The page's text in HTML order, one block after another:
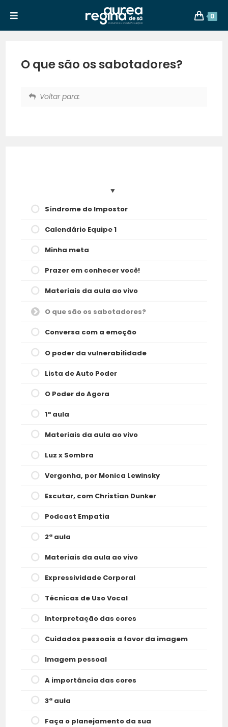
0
O que são os sabotadores?
Voltar para:
Síndrome do Impostor
Calendário Equipe 1
Minha meta
Prazer em conhecer você!
Materiais da aula ao vivo
O que são os sabotadores?
Conversa com a emoção
O poder da vulnerabilidade
Lista de Auto Poder
O Poder do Agora
1ª aula
Materiais da aula ao vivo
Luz x Sombra
Vergonha, por Monica Lewinsky
Escutar, com Christian Dunker
Podcast Empatia
2ª aula
Materiais da aula ao vivo
Expressividade Corporal
Técnicas de Uso Vocal
Interpretação das cores
Cuidados pessoais a favor da imagem
Imagem pessoal
A importância das cores
3ª aula
Faça o planejamento da sua